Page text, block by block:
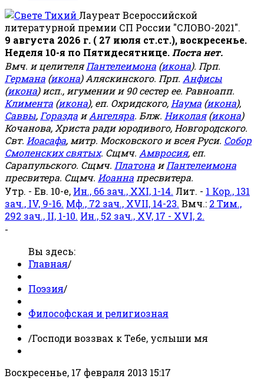
Лауреат Всероссийской
литературной премии СП России "СЛОВО-2021".
9 августа 2026 г. ( 27 июля ст.ст.), воскресенье.
Неделя 10-я по Пятидесятнице. Поста нет.
Вмч. и целителяПантелеимона (икона). Прп.
Германа (икона) Аляскинского. Прп. Анфисы
(икона) исп., игумении и 90 сестер ее. Равноапп.
Климента (икона), еп. Охридского, Наума (икона),
Саввы, Горазда иАнгеляра. Блж. Николая(икона)
Кочанова, Христа ради юродивого, Новгородского.
Свт. Иоасафа, митр. Московского и всея Руси. Собор
Смоленских святых. Сщмч. Амвросия, еп.
Сарапульского. Сщмч. Платона иПантелеимона
пресвитера. Сщмч. Иоанна пресвитера.
Утр. - Ев. 10-е, Ин., 66 зач., XXI, 1-14. Лит. - 1 Кор., 131
зач., IV, 9-16. Мф., 72 зач., XVII, 14-23. Вмч.: 2 Тим.,
292 зач., II, 1-10. Ин., 52 зач., XV, 17 - XVI, 2.
-
Вы здесь:
Главная/
Поэзия/
Философская и религиозная
/Господи воззвах к Тебе, услыши мя
Воскресенье, 17 февраля 2013 15:17